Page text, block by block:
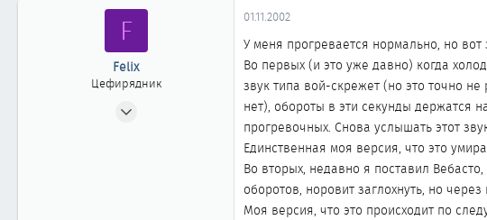
F
Felix
Цефирядник
01.11.2002
У меня прогревается нормально, но вот
Во первых (и это уже давно) когда
звук типа вой-скрежет (но это точно
нет), обороты в эти секунды держатся
прогревочных. Снова услышать этот
Единственная моя версия, что это
Во вторых, недавно я поставил
оборотов, норовит заглохнуть, но
Моя версия, что это происходит по